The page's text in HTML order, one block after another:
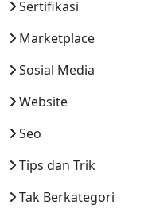
Sertifikasi
Marketplace
Sosial Media
Website
Seo
Tips dan Trik
Tak Berkategori